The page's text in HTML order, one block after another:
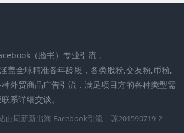
（脸书）专业引流，
盖全球精准各年龄段，各类股粉,交友粉,币粉,
外贸商品广告引流，满足项目方的各种类型需
系详细交谈。
由周新新出海 Facebook引流 琼201590719-2